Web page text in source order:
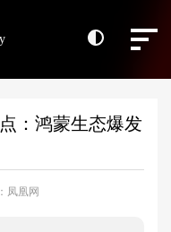
：鸿蒙生态爆发
凤凰网